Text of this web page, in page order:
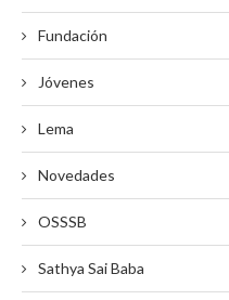
Fundación
Jóvenes
Lema
Novedades
OSSSB
Sathya Sai Baba